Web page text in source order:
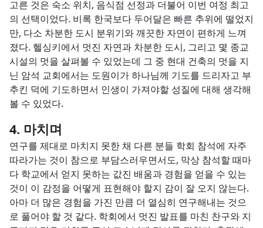
고른 것은 숙소 위치, 음식점 선정과 더불어 이번 여정 최고
의 선택이었다. 비록 한국보다 두어달은 빠른 추위에 떨었지
만, 다소 차분한 도시 분위기와 깨끗한 자연이 편하게 느껴
졌다. 헬싱키에서 멋진 자연과 차분한 도시, 그리고 몇 종교
시설의 멋을 살펴볼 수 있었는데 그 중 현대 건축의 멋을 지
닌 암석 교회에서는 도원이가 하나님께 기도를 드리자고 부
추킨 덕에 기도하면서 인생이 가져야할 성질에 대해 생각해
볼 수 있었다.
마치며
연구를 제대로 마치지 못한 채 다른 분들 학회 참석에 자주
따라가는 것이 참으로 부담스러우면서도, 막상 참석할 때마
다 학교에서 얻지 못하는 값진 배움과 경험을 얻을 수 있는
것이 이 감정을 어떻게 표현해야 할지 감이 잘 오지 않는다.
아마 더 많은 경험을 가진 만큼 더 열심히 연구해내는 것으
로 풀어야 할 것 같다. 학회에서 멋진 발표를 마친 찬구와 지